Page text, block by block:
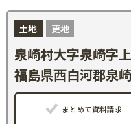
土地 更地
泉崎村大字泉崎字
福島県西白河郡泉
まとめて資料請求